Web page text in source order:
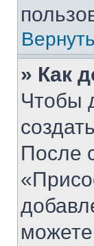
» Как
Чтобы
После